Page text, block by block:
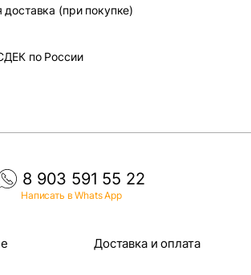
доставка (при покупке)
по России
8 903 591 55 22
Написать в Whats App
Доставка и оплата